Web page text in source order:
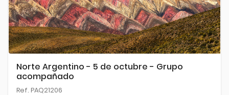
Norte Argentino - 5 de octubre - Grupo
acompañado
Ref. PAQ21206